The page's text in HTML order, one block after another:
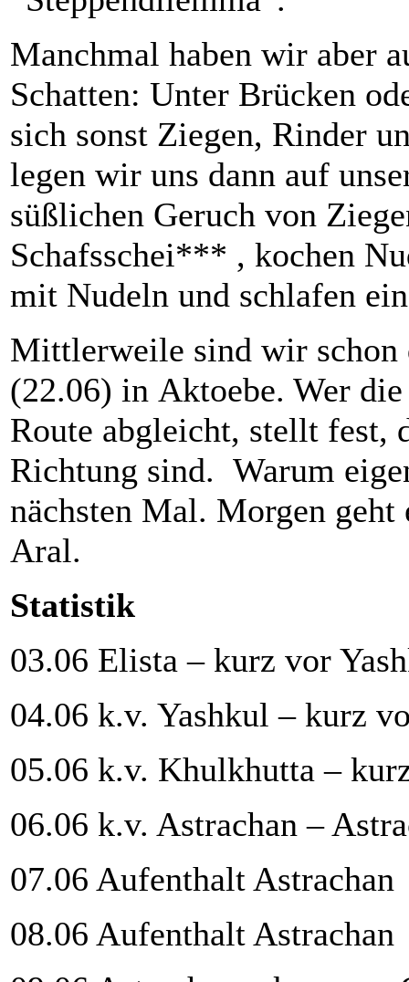
Manchmal haben wir aber
Schatten: Unter Brücken
sich sonst Ziegen, Rinder
legen wir uns dann auf
süßlichen Geruch von
Schafsschei*** , kochen
mit Nudeln und schlafen
Mittlerweile sind wir schon
(22.06) in Aktoebe. Wer
Route abgleicht, stellt fest,
Richtung sind. Warum
nächsten Mal. Morgen
Aral.
Statistik
03.06 Elista – kurz vor
04.06 k.v. Yashkul – kurz
05.06 k.v. Khulkhutta –
06.06 k.v. Astrachan –
07.06 Aufenthalt Astrachan
08.06 Aufenthalt Astrachan